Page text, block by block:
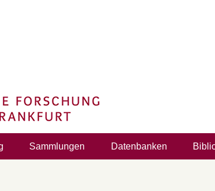
Sammlungen Datenbanken